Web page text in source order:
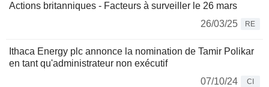
Actions britanniques - Facteurs à surveiller le 26 mars
26/03/25
RE
Ithaca Energy plc annonce la nomination de Tamir Polikar
en tant qu'administrateur non exécutif
07/10/24
CI